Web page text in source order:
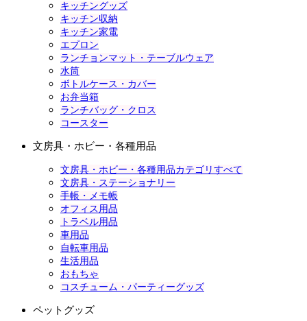
キッチングッズ
キッチン収納
キッチン家電
エプロン
ランチョンマット・テーブルウェア
水筒
ボトルケース・カバー
お弁当箱
ランチバッグ・クロス
コースター
文房具・ホビー・各種用品
文房具・ホビー・各種用品カテゴリすべて
文房具・ステーショナリー
手帳・メモ帳
オフィス用品
トラベル用品
車用品
自転車用品
生活用品
おもちゃ
コスチューム・パーティーグッズ
ペットグッズ